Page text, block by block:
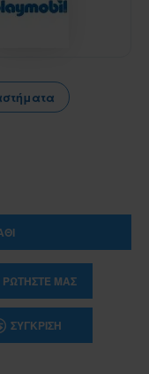
ΡΩΤΉΣΤΕ ΜΑΣ
ΣΎΓΚΡΙΣΗ